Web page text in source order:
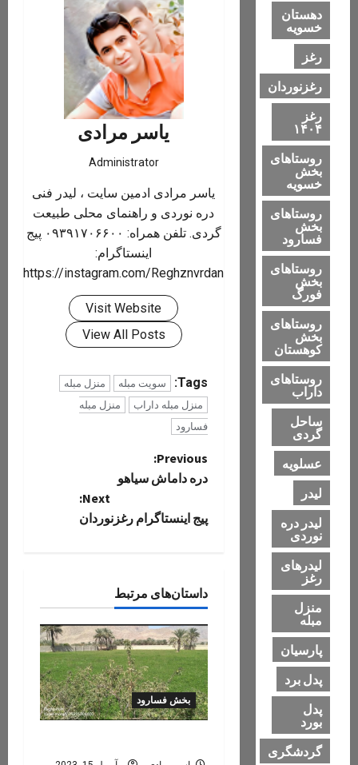
یاسر مرادی
Administrator
یاسر مرادی ادمین سایت ، لیدر فنی
دره نوردی و راهنمای محلی طبیعت
گردی. تلفن همراه: ۰۹۳۹۱۷۰۶۶۰۰ پیج
اینستاگرام:
https://instagram.com/Reghznvrdan
Visit Website
View All Posts
Tags: سویت مبله
منزل مبله
منزل مبله داراب
منزل مبله
فسارود
P
s
n
a
v
i
Previous:
دره داماش سیاهو
Next:
پیج اینستاگرام رغزنوردان
داستان‌های مرتبط
بخش فسارود
دهستان
خسویه
رغز
رغزنوردان
رغز
۱۴۰۴
روستاهای
بخش
خسویه
روستاهای
بخش
فسارود
روستاهای
بخش
فورگ
روستاهای
بخش
کوهستان
روستاهای
داراب
ساحل
گردی
عسلویه
لیدر
لیدر دره
نوردی
لیدرهای
رغز
منزل
مبله
پارسیان
پدل برد
پدل
بورد
گردشگری